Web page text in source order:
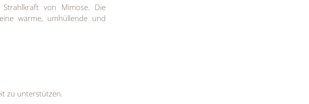
von Mimose. Die
warme, umhüllende und
zu unterstützen.